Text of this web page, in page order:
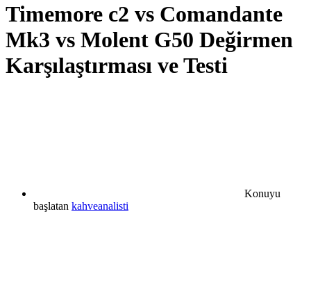
Timemore c2 vs Comandante
Mk3 vs Molent G50 Değirmen
Karşılaştırması ve Testi
Konuyu
başlatan kahveanalisti